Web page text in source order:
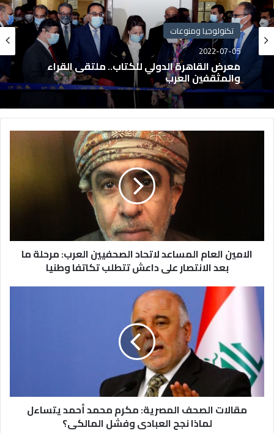
تكنولوجيا ومنوعات
2022-07-05
معرض القاهرة الدولي للكتاب.. ملتقى القراء
والمثقفين العرب
الامين العام المساعد لاتحاد الصحفيين العرب: مرحلة ما
بعد الانتصار على داعش تتطلب تكاتفا وطنيا
مقالات الصحف المصرية: مكرم محمد أحمد يتساءل
لماذا نجح العبادى وفشل المالكى؟